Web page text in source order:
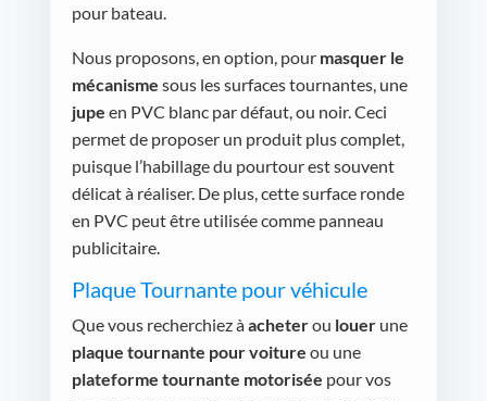
pour bateau.
Nous proposons, en option, pour masquer le
mécanisme sous les surfaces tournantes, une
jupe en PVC blanc par défaut, ou noir. Ceci
permet de proposer un produit plus complet,
puisque l’habillage du pourtour est souvent
délicat à réaliser. De plus, cette surface ronde
en PVC peut être utilisée comme panneau
publicitaire.
Plaque Tournante pour véhicule
Que vous recherchiez àacheterou louerune
plaque tournante pour voiture ou une
plateforme tournante motorisée pour vos